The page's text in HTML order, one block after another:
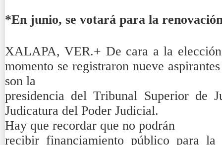
*En junio, se votará para la
XALAPA, VER.+ De cara a la
momento se registraron nueve
son la
presidencia del Tribunal Superior de
Judicatura del Poder Judicial.
Hay que recordar que no podrán
recibir financiamiento público para la